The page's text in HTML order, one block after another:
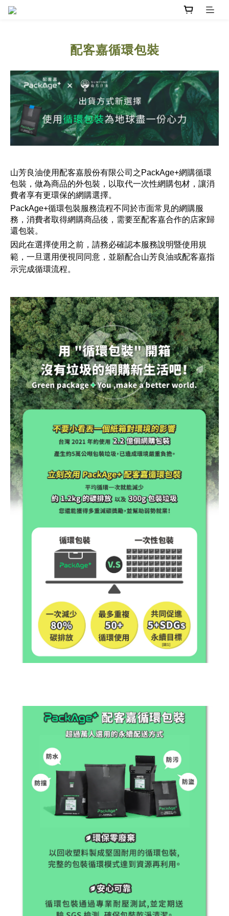
配客嘉循環包裝
山芳良油使用配客嘉股份有限公司之PackAge+網購循環
包裝，做為商品的外包裝，以取代一次性網購包材，讓消
費者享有更環保的網購選擇。
PackAge+循環包裝服務流程不同於市面常見的網購服
務，消費者取得網購商品後，需要至配客嘉合作的店家歸
還包裝。
因此在選擇使用之前，請務必確認本服務說明暨使用規
範，一旦選用便視同同意，並願配合山芳良油或配客嘉指
示完成循環流程。